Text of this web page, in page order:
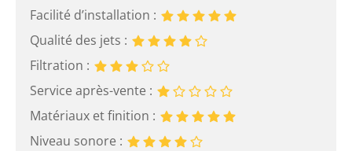
Facilité d’installation :
Qualité des jets :
Filtration :
Service après-vente :
Matériaux et finition :
Niveau sonore :